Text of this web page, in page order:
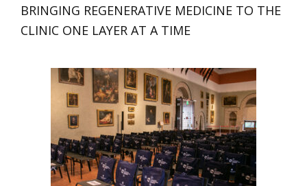
BRINGING REGENERATIVE MEDICINE TO THE
CLINIC ONE LAYER AT A TIME